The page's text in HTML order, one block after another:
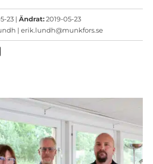
23 | Ändrat:2019-05-23
| erik.lundh@munkfors.se
via Facebook
Dela via mail